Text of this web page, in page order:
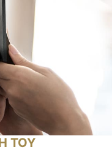
ΤΟΥ